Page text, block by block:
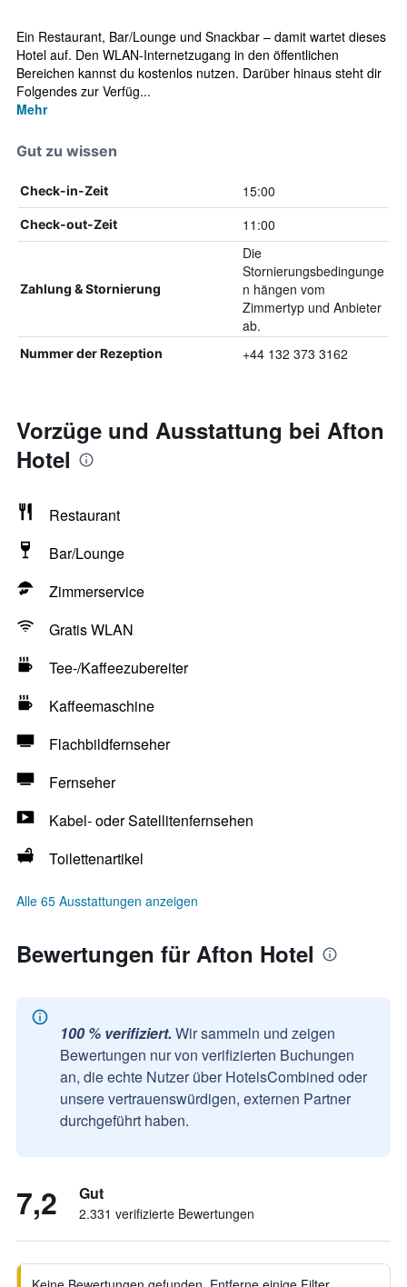
Ein Restaurant, Bar/Lounge und Snackbar – damit wartet dieses
Hotel auf. Den WLAN-Internetzugang in den öffentlichen
Bereichen kannst du kostenlos nutzen. Darüber hinaus steht dir
Folgendes zur Verfüg...
Mehr
Gut zu wissen
Check-in-Zeit 15:00
Check-out-Zeit 11:00
Zahlung & Stornierung
Die
Stornierungsbedingunge
n hängen vom
Zimmertyp und Anbieter
ab.
Nummer der Rezeption +44 132 373 3162
Vorzüge und Ausstattung bei Afton
Hotel
Restaurant
Bar/Lounge
Zimmerservice
Gratis WLAN
Tee-/Kaffeezubereiter
Kaffeemaschine
Flachbildfernseher
Fernseher
Kabel- oder Satellitenfernsehen
Toilettenartikel
Alle 65 Ausstattungen anzeigen
Bewertungen für Afton Hotel
100 % verifiziert. Wir sammeln und zeigen
Bewertungen nur von verifizierten Buchungen
an, die echte Nutzer über HotelsCombined oder
unsere vertrauenswürdigen, externen Partner
durchgeführt haben.
7,2 Gut
2.331 verifizierte Bewertungen